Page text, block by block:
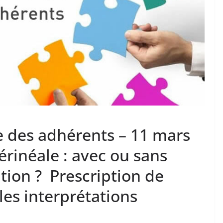
adhérents – 11 mars
: avec ou sans
? Prescription de
interprétations